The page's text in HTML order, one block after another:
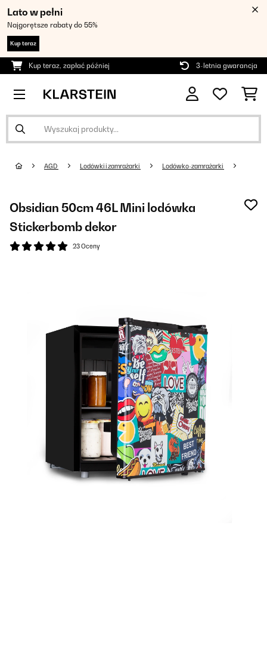
Lato w pełni
Najgorętsze rabaty do 55%
Kup teraz
Kup teraz, zapłać później 3-letnia gwarancja
AGD Lodówki i zamrażarki Lodówko-zamrażarki
Obsidian 50cm 46L Mini lodówka
Stickerbomb dekor
23 Oceny